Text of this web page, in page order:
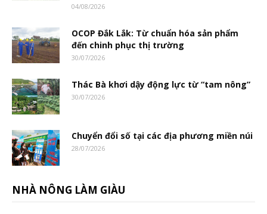
04/08/2026
OCOP Đắk Lắk: Từ chuẩn hóa sản phẩm
đến chinh phục thị trường
30/07/2026
Thác Bà khơi dậy động lực từ “tam nông”
30/07/2026
Chuyển đổi số tại các địa phương miền núi
28/07/2026
NHÀ NÔNG LÀM GIÀU